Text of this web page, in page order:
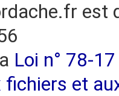
est
Loi n° 78-
et